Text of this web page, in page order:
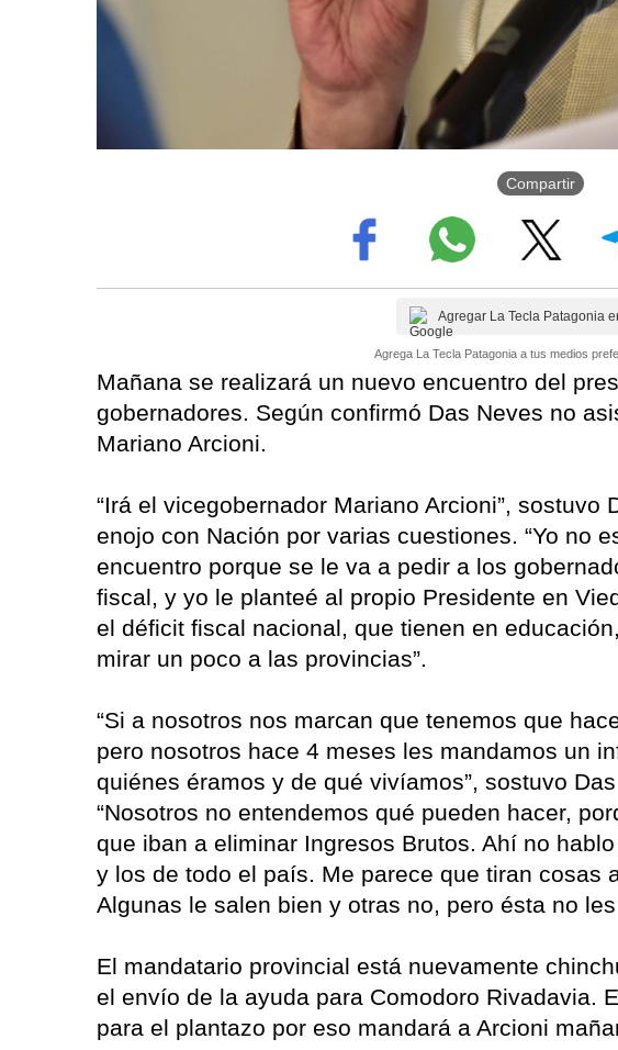
Compartir
Agregar La Tecla Patagonia
Agrega La Tecla Patagonia a tus medios
Mañana se realizará un nuevo encuentro del
gobernadores. Según confirmó Das Neves no
Mariano Arcioni.
“Irá el vicegobernador Mariano Arcioni”,
enojo con Nación por varias cuestiones. “Yo no
encuentro porque se le va a pedir a los
fiscal, y yo le planteé al propio Presidente en
el déficit fiscal nacional, que tienen en
mirar un poco a las provincias”.
“Si a nosotros nos marcan que tenemos que
pero nosotros hace 4 meses les mandamos un
quiénes éramos y de qué vivíamos”, sostuvo
“Nosotros no entendemos qué pueden hacer,
que iban a eliminar Ingresos Brutos. Ahí no
y los de todo el país. Me parece que tiran cosas
Algunas le salen bien y otras no, pero ésta no
El mandatario provincial está nuevamente
el envío de la ayuda para Comodoro Rivadavia.
para el plantazo por eso mandará a Arcioni